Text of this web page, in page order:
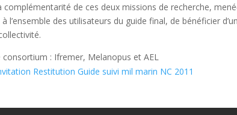
de ces deux missions de recherche,
des utilisateurs du guide final, de bénéficier
: Ifremer, Melanopus et AEL
Restitution Guide suivi mil marin NC 2011